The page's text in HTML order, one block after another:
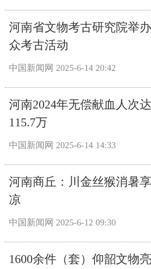
河南省文物考古研究院举
众考古活动
中国新闻网 2025-6-14 20:42
河南2024年无偿献血人次达
115.7万
中国新闻网 2025-6-14 14:33
河南商丘：川金丝猴消暑
凉
中国新闻网 2025-6-12 09:30
1600余件（套）仰韶文物